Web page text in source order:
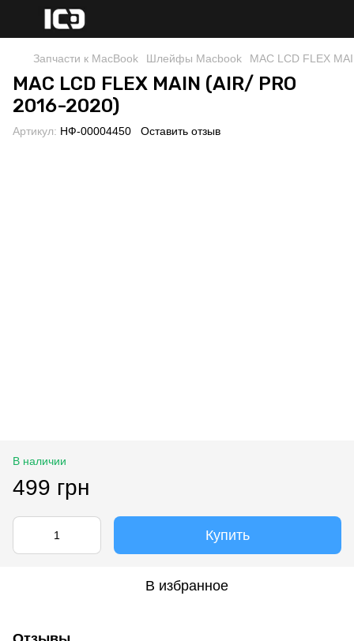
Запчасти к MacBook Шлейфы Macbook MAC LCD FLEX
MAC LCD FLEX MAIN (AIR/ PRO
2016-2020)
Артикул: НФ-00004450 Оставить отзыв
В наличии
499 грн
Купить
В избранное